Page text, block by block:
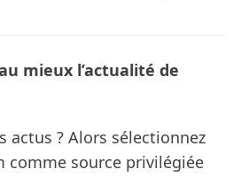
mieux l’actualité de
actus ? Alors sélectionnez
comme source privilégiée